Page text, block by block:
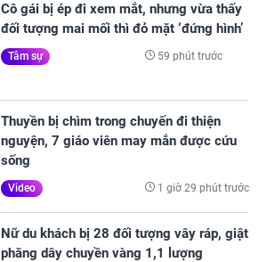
Cô gái bị ép đi xem mắt, nhưng vừa thấy
đối tượng mai mối thì đỏ mặt ‘đứng hình’
Tâm sự 59 phút trước
Thuyền bị chìm trong chuyến đi thiện
nguyện, 7 giáo viên may mắn được cứu
sống
Video 1 giờ 29 phút trước
Nữ du khách bị 28 đối tượng vây ráp, giật
phăng dây chuyền vàng 1,1 lượng